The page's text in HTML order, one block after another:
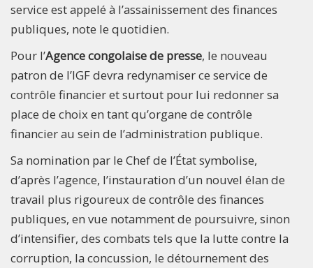
service est appelé à l’assainissement des finances
publiques, note le quotidien.
Pour l’Agence congolaise de presse, le nouveau
patron de l’IGF devra redynamiser ce service de
contrôle financier et surtout pour lui redonner sa
place de choix en tant qu’organe de contrôle
financier au sein de l’administration publique.
Sa nomination par le Chef de l’État symbolise,
d’après l’agence, l’instauration d’un nouvel élan de
travail plus rigoureux de contrôle des finances
publiques, en vue notamment de poursuivre, sinon
d’intensifier, des combats tels que la lutte contre la
corruption, la concussion, le détournement des